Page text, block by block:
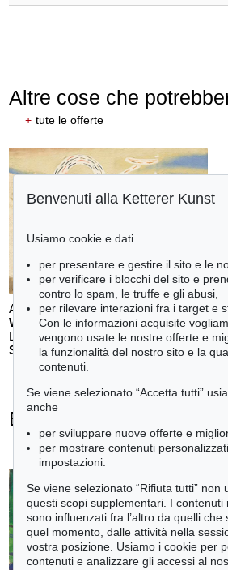
Altre cose che
+ tute le offerte
Auction 611 - Lot 123000200
WILLI BAUMEISTER
Landschaft mit rotem Bogen (Sommerfest) , 1948
Stima:€ 70,000
Auction 610 - Lot 126000483
LYONEL FEININGER
Alte Seebären, 1919
Erich Heckel - Ogetti
tute le offerte
Benvenuti alla Ketterer Kunst
Usiamo cookie e dati
per presentare e gestire il sito e le
per verificare i blocchi del sito e
contro lo spam, le truffe e gli abusi,
per rilevare interazioni fra i target e
Con le informazioni acquisite
vengono usate le nostre offerte e
la funzionalità del nostro sito e la
contenuti.
Se viene selezionato “Accetta tutti”
anche
per sviluppare nuove offerte e
per mostrare contenuti
impostazioni.
Se viene selezionato “Rifiuta tutti” non
questi scopi supplementari. I contenuti
sono influenzati fra l’altro da quelli che
quel momento, dalle attività nella
vostra posizione. Usiamo i cookie per
contenuti e analizzare gli accessi al